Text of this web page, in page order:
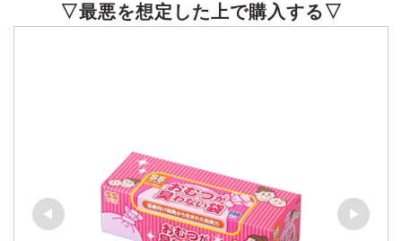
▽最悪を想定した上で購入する▽